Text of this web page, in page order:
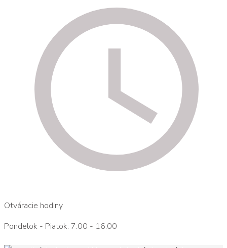
Otváracie hodiny
Pondelok - Piatok: 7:00 - 16:00